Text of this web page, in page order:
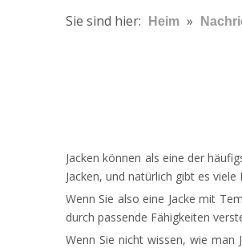
Sie sind hier: Heim »
Jacken können als eine der
Jacken, und natürlich gibt es
Wenn Sie also eine Jacke mit
durch passende Fähigkeiten
Wenn Sie nicht wissen, wie man